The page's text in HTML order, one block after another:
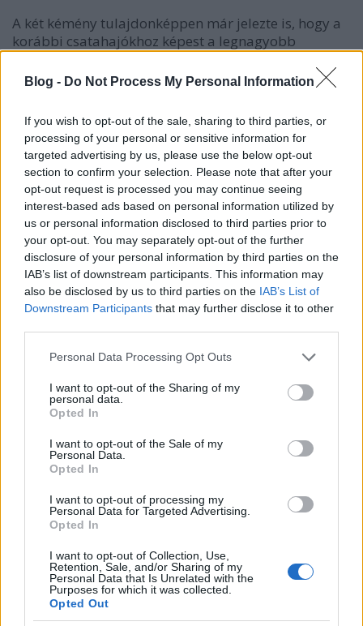
Blog - Do Not Process My Personal Information
If you wish to opt-out of the sale, sharing to third parties, or
processing of your personal or sensitive information for
targeted advertising by us, please use the below opt-out
section to confirm your selection. Please note that after your
opt-out request is processed you may continue seeing
interest-based ads based on personal information utilized by
us or personal information disclosed to third parties prior to
your opt-out. You may separately opt-out of the further
disclosure of your personal information by third parties on the
IAB’s list of downstream participants. This information may
also be disclosed by us to third parties on the IAB’s List of
Downstream Participants that may further disclose it to other
Please note that this website/app uses one or more Google
not limited to your visit or usage behaviour. You may click to
grant or deny consent to Google and its third-party tags to
use your data for below specified purposes in below Google
consent section.
Personal Data Processing Opt Outs
I want to opt-out of the Sharing of my
personal data.
Opted In
I want to opt-out of the Sale of my
Personal Data.
Opted In
I want to opt-out of processing my
Personal Data for Targeted Advertising.
Opted In
I want to opt-out of Collection, Use,
Retention, Sale, and/or Sharing of my
Personal Data that Is Unrelated with the
Purposes for which it was collected.
Opted Out
A két kémény tulajdonképpen már jelezte is, hogy a
korábbi csatahajókhoz képest a legnagyobb
Big Five ugyanúgy turbó-elektromos meghajtást
kapott, mint a New Mexico, azonban a gépek
elrendezése teljesen más volt. A csatahajók belsejét
sokkal több részre osztották fel, mint elődeikét, ami
kiváló ellenálló képességet adott a hajóknak a
vízbetörések ellen. A torpedóvédő rendszer által
határolt belső térben a hajók teljes hosszában két, a
hajófenéktől a páncélfedélzetig érő hosszanti,
vízzáró válaszfalat vezettek végig. A
keresztválaszfalakkal együtt ezek olyan aprólékos
rekeszelést tettek lehetővé, és olyan sok részre
osztották fel a csatahajók belső terét, ami akkoriban
egyedülálló volt. Mindent beleszámítva a csatahajók
vízvonal alatti része nem kevesebb, mint 768 kisebb-
elszeparált rekeszt alakítottak ki. Mindennek nem
csupán a vízbetörések esetén volt nagy jelentősége,
hanem a hajón keletkezett tüzek elkülönítését és
megfékezését is nagyban segítették, valamint
sérülések mértékét, a károsodott területek
nagyságát.